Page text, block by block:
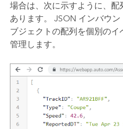
場合は、次に示すように、
あります。 JSON インバウ
ブジェクトの配列を個別のイ
管理します。